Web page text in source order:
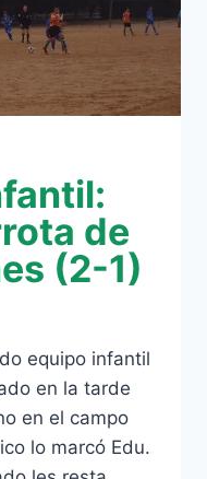
de
(2-1)
equipo infantil
en la tarde
en el campo
lo marcó Edu.